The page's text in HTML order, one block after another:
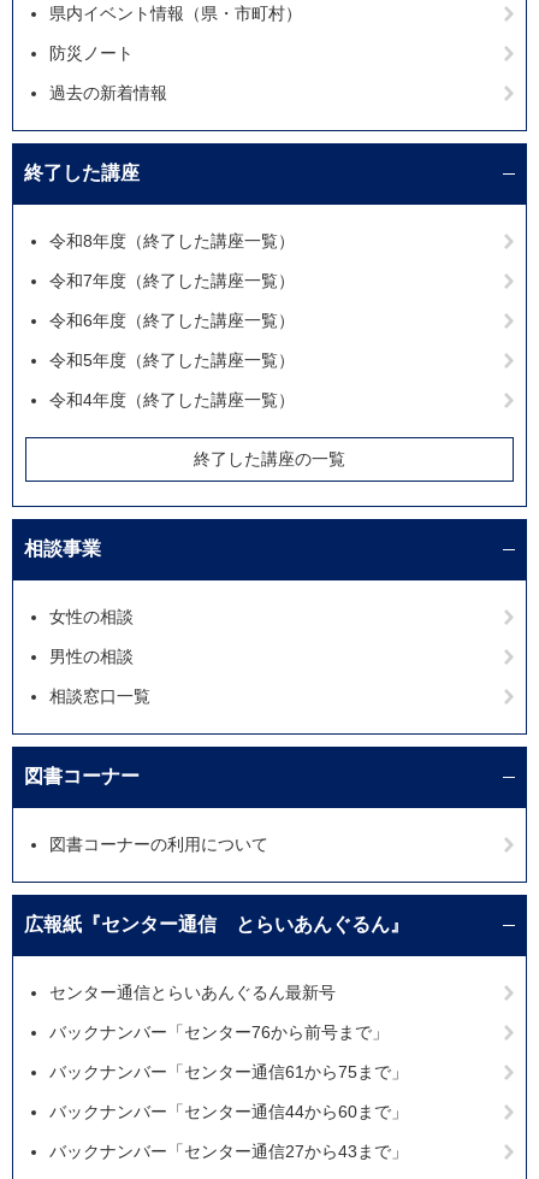
県内イベント情報（県・市町村）
防災ノート
過去の新着情報
終了した講座
令和8年度（終了した講座一覧）
令和7年度（終了した講座一覧）
令和6年度（終了した講座一覧）
令和5年度（終了した講座一覧）
令和4年度（終了した講座一覧）
終了した講座の一覧
相談事業
女性の相談
男性の相談
相談窓口一覧
図書コーナー
図書コーナーの利用について
広報紙『センター通信 とらいあんぐるん』
センター通信とらいあんぐるん最新号
バックナンバー「センター76から前号まで」
バックナンバー「センター通信61から75まで」
バックナンバー「センター通信44から60まで」
バックナンバー「センター通信27から43まで」